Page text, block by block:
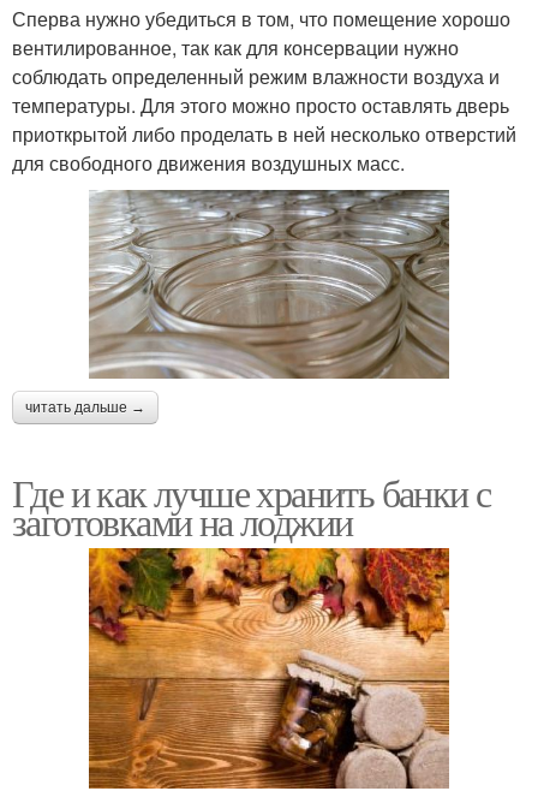
Сперва нужно убедиться в том, что помещение хорошо
вентилированное, так как для консервации нужно
соблюдать определенный режим влажности воздуха и
температуры. Для этого можно просто оставлять дверь
приоткрытой либо проделать в ней несколько отверстий
для свободного движения воздушных масс.
читать дальше →
Где и как лучше хранить банки с
заготовками на лоджии